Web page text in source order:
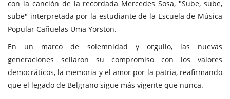
con la canción de la recordada Mercedes Sosa, "Sube, sube,
sube" interpretada por la estudiante de la Escuela de Música
Popular Cañuelas Uma Yorston.
En un marco de solemnidad y orgullo, las nuevas
generaciones sellaron su compromiso con los valores
democráticos, la memoria y el amor por la patria, reafirmando
que el legado de Belgrano sigue más vigente que nunca.